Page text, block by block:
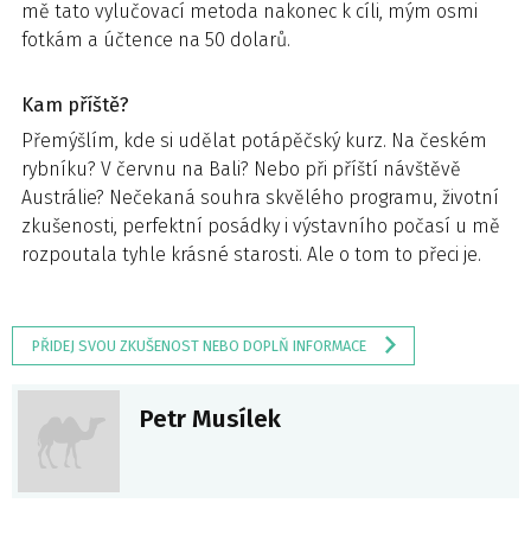
mě tato vylučovací metoda nakonec k cíli, mým osmi
fotkám a účtence na 50 dolarů.
Kam příště?
Přemýšlím, kde si udělat potápěčský kurz. Na českém
rybníku? V červnu na Bali? Nebo při příští návštěvě
Austrálie? Nečekaná souhra skvělého programu, životní
zkušenosti, perfektní posádky i výstavního počasí u mě
rozpoutala tyhle krásné starosti. Ale o tom to přeci je.
PŘIDEJ SVOU ZKUŠENOST NEBO DOPLŇ INFORMACE
Petr Musílek